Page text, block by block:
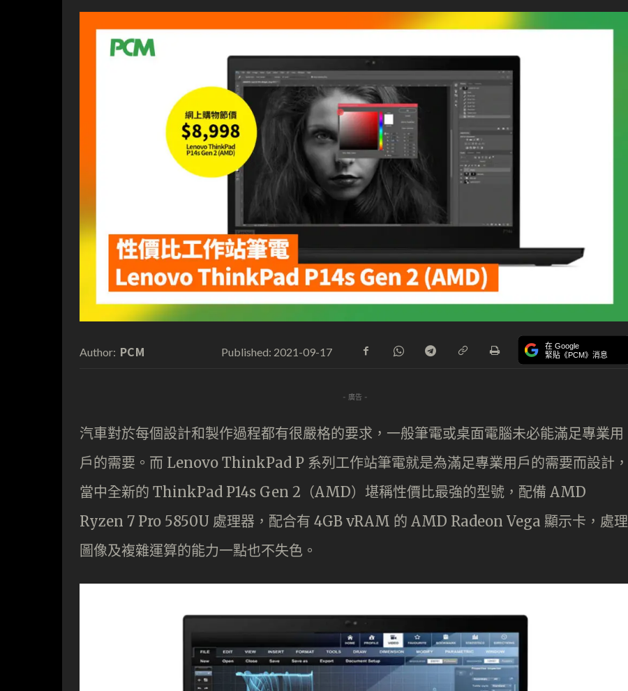
Author: PCM Published: 2021-09-17 在 Google
緊貼《PCM》消息
- 廣告 -
汽車對於每個設計和製作過程都有很嚴格的要求，一般筆電或桌面電腦未必能滿足專業用
戶的需要。而 Lenovo ThinkPad P 系列工作站筆電就是為滿足專業用戶的需要而設計，
當中全新的 ThinkPad P14s Gen 2（AMD）堪稱性價比最強的型號，配備 AMD
Ryzen 7 Pro 5850U 處理器，配合有 4GB vRAM 的 AMD Radeon Vega 顯示卡，處理
圖像及複雜運算的能力一點也不失色。